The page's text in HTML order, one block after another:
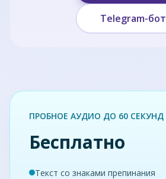
Telegram-бот
ПРОБНОЕ АУДИО ДО 60 СЕКУНД
Бесплатно
Текст со знаками препинания